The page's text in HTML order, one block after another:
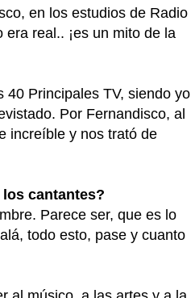
en los estudios de Radio
real.. ¡es un mito de la
40 Principales TV, siendo yo
Por Fernandisco, al
increíble y nos trató de
cantantes?
Parece ser, que es lo
todo esto, pase y cuanto